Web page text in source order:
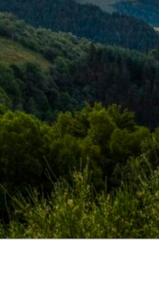
Saltar
al
contenido